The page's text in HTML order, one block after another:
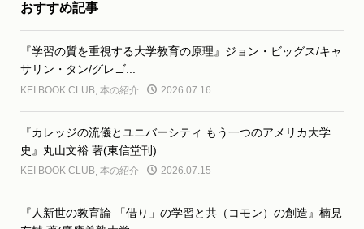
おすすめ記事
『学習の質を重視する大学教育の原理』ジョン・ビッグス/キャ
サリン・タン/グレゴ...
KEI BOOK CLUB, 本の紹介 2026.07.16
『カレッジの流儀とユニバーシティ もう一つのアメリカ大学
史』丸山文裕 著(東信堂刊)
KEI BOOK CLUB, 本の紹介 2026.07.15
『人新世の教育論 「借り」の学習と共（コモン）の創造』楠見